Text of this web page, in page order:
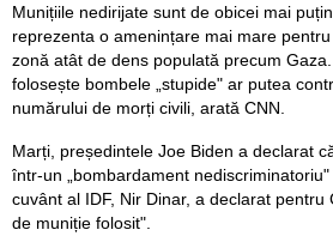
Munițiile nedirijate sunt de obicei mai
reprezenta o amenințare mai mare
zonă atât de dens populată precum
folosește bombele „stupide" ar putea
numărului de morți civili, arată CNN.
Marți, președintele Joe Biden a declarat
într-un „bombardament
cuvânt al IDF, Nir Dinar, a declarat pentru
de muniție folosit".